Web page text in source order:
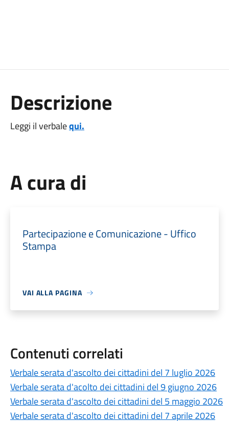
Descrizione
Leggi il verbalequi.
A cura di
Partecipazione e Comunicazione - Uffico
Stampa
VAI ALLA PAGINA
Contenuti correlati
Verbale serata d'ascolto dei cittadini del 7 luglio 2026
Verbale serata d'acolto dei cittadini del 9 giugno 2026
Verbale serata d'ascolto dei cittadini del 5 maggio 2026
Verbale serata d'ascolto dei cittadini del 7 aprile 2026